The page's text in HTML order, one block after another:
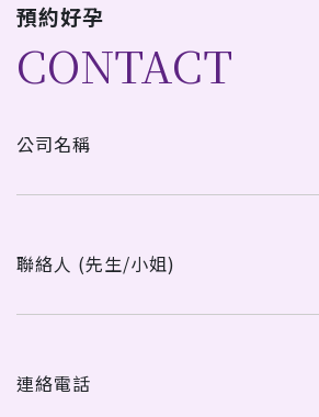
預約好孕
CONTACT
公司名稱
聯絡人 (先生/小姐)
連絡電話